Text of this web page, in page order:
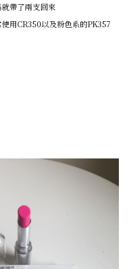
帶了兩支回來
用CR350以及粉色系的PK357